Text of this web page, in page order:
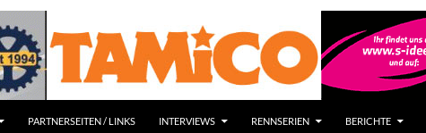
PARTNERSEITEN / LINKS INTERVIEWS RENNSERIEN BERICHTE